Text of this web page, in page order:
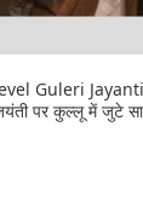
Guleri Jayanti :
पर कुल्लू में जुटे